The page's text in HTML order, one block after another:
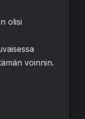
olisi
voinnin.